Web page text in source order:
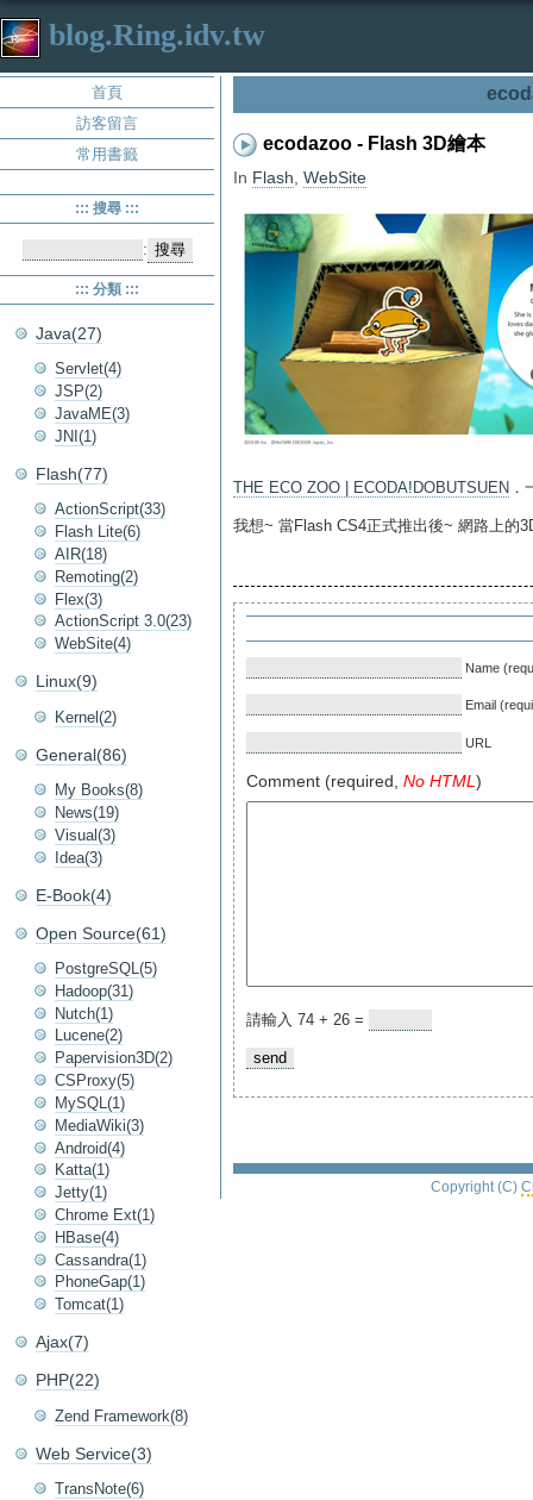
blog.Ring.idv.tw
ecodazoo - Flash 3D繪本
In Flash WebSite
THE ECO ZOO | ECODA!DOBUTSUEN
我想~ 當Flash CS4正式推出後~ 網路上的
Name
Email
URL
Comment (required, No HTML )
請輸入 74 + 26 =
Copyright (C)
首頁
訪客留言
常用書籤
::: 搜尋 :::
:
::: 分類 :::
Java(27)
Servlet(4)
JSP(2)
JavaME(3)
JNI(1)
Flash(77)
ActionScript(33)
Flash Lite(6)
AIR(18)
Remoting(2)
Flex(3)
ActionScript 3.0(23)
WebSite(4)
Linux(9)
Kernel(2)
General(86)
My Books(8)
News(19)
Visual(3)
Idea(3)
E-Book(4)
Open Source(61)
PostgreSQL(5)
Hadoop(31)
Nutch(1)
Lucene(2)
Papervision3D(2)
CSProxy(5)
MySQL(1)
MediaWiki(3)
Android(4)
Katta(1)
Jetty(1)
Chrome Ext(1)
HBase(4)
Cassandra(1)
PhoneGap(1)
Tomcat(1)
Ajax(7)
PHP(22)
Zend Framework(8)
Web Service(3)
TransNote(6)